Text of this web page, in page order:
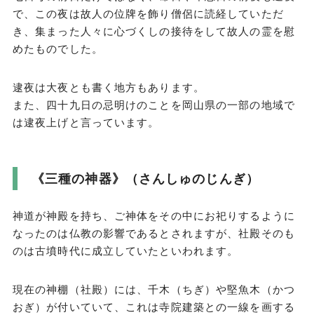
で、この夜は故人の位牌を飾り僧侶に読経していただ
き、集まった人々に心づくしの接待をして故人の霊を慰
めたものでした。
逮夜は大夜とも書く地方もあります。
また、四十九日の忌明けのことを岡山県の一部の地域で
は逮夜上げと言っています。
《三種の神器》（さんしゅのじんぎ）
神道が神殿を持ち、ご神体をその中にお祀りするように
なったのは仏教の影響であるとされますが、社殿そのも
のは古墳時代に成立していたといわれます。
現在の神棚（社殿）には、千木（ちぎ）や堅魚木（かつ
おぎ）が付いていて、これは寺院建築との一線を画する